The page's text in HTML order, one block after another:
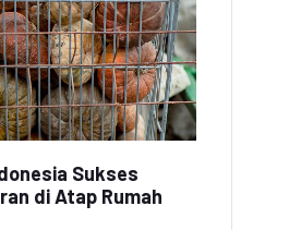
Sukses
di Atap Rumah